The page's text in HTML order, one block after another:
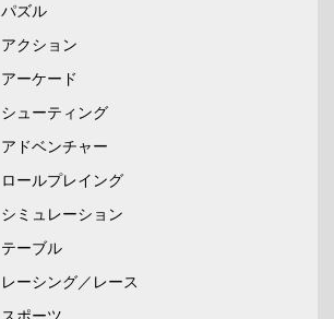
パズル
アクション
アーケード
シューティング
アドベンチャー
ロールプレイング
シミュレーション
テーブル
レーシング／レース